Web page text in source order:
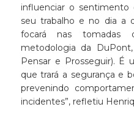
influenciar o sentimento
seu trabalho e no dia a
focará nas tomadas
metodologia da
Pensar e Prosseguir). É
que trará a segurança e
prevenindo
incidentes”, refletiu